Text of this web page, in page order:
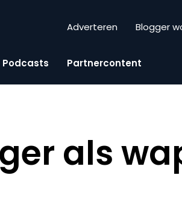
Adverteren Blogger
Podcasts Partnercontent
als